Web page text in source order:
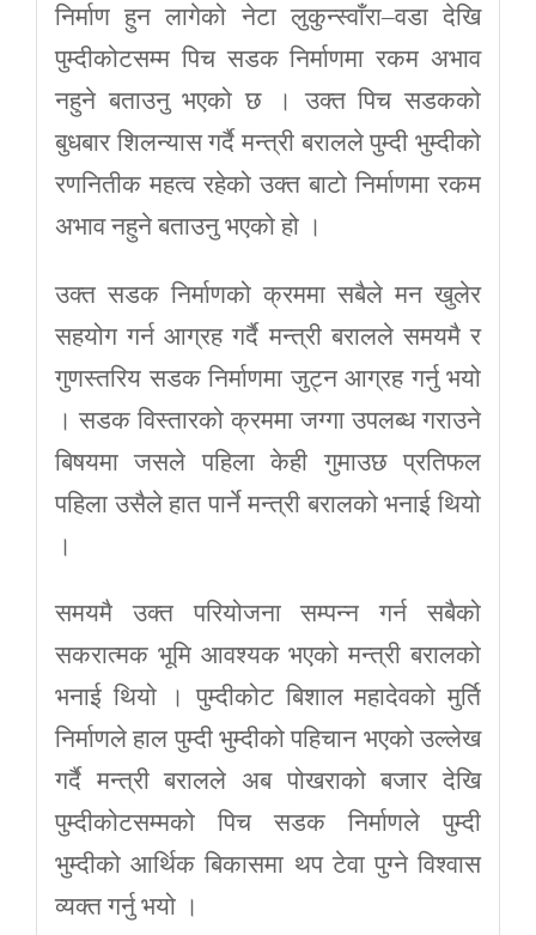
निर्माण हुन लागेको नेटा लुकुन्स्वाँरा–वडा देखि
पुम्दीकोटसम्म पिच सडक निर्माणमा रकम अभाव
नहुने बताउनु भएको छ । उक्त पिच सडकको
बुधबार शिलन्यास गर्दै मन्त्री बरालले पुम्दी भुम्दीको
रणनितीक महत्व रहेको उक्त बाटो निर्माणमा रकम
अभाव नहुने बताउनु भएको हो ।
उक्त सडक निर्माणको क्रममा सबैले मन खुलेर
सहयोग गर्न आग्रह गर्दै मन्त्री बरालले समयमै र
गुणस्तरिय सडक निर्माणमा जुट्न आग्रह गर्नु भयो
। सडक विस्तारको क्रममा जग्गा उपलब्ध गराउने
बिषयमा जसले पहिला केही गुमाउछ प्रतिफल
पहिला उसैले हात पार्ने मन्त्री बरालको भनाई थियो
।
समयमै उक्त परियोजना सम्पन्न गर्न सबैको
सकरात्मक भूमि आवश्यक भएको मन्त्री बरालको
भनाई थियो । पुम्दीकोट बिशाल महादेवको मुर्ति
निर्माणले हाल पुम्दी भुम्दीको पहिचान भएको उल्लेख
गर्दै मन्त्री बरालले अब पोखराको बजार देखि
पुम्दीकोटसम्मको पिच सडक निर्माणले पुम्दी
भुम्दीको आर्थिक बिकासमा थप टेवा पुग्ने विश्वास
व्यक्त गर्नु भयो ।